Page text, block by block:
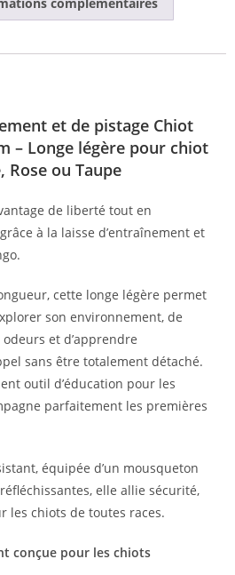
et de pistage Chiot
– Longe légère pour chiot
Rose ou Taupe
de liberté tout en
à la laisse d’entraînement et
cette longe légère permet
son environnement, de
et d’apprendre
sans être totalement détaché.
outil d’éducation pour les
parfaitement les premières
équipée d’un mousqueton
elle allie sécurité,
les chiots de toutes races.
conçue pour les chiots